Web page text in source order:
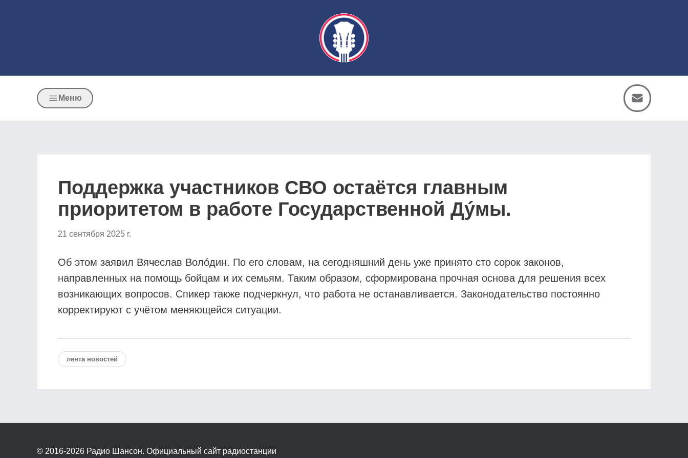
Меню
Поддержка участников СВО остаётся главным
приоритетом в работе Государственной Дýмы.
21 сентября 2025 г.
Об этом заявил Вячеслав Волóдин. По его словам, на сегодняшний день уже принято сто сорок законов,
направленных на помощь бойцам и их семьям. Таким образом, сформирована прочная основа для решения всех
возникающих вопросов. Спикер также подчеркнул, что работа не останавливается. Законодательство постоянно
корректируют с учётом меняющейся ситуации.
лента новостей
© 2016-2026 Радио Шансон. Официальный сайт радиостанции